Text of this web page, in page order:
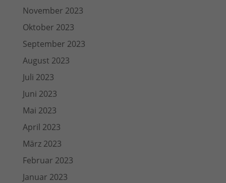
November 2023
Oktober 2023
September 2023
August 2023
Juli 2023
Juni 2023
Mai 2023
April 2023
März 2023
Februar 2023
Januar 2023